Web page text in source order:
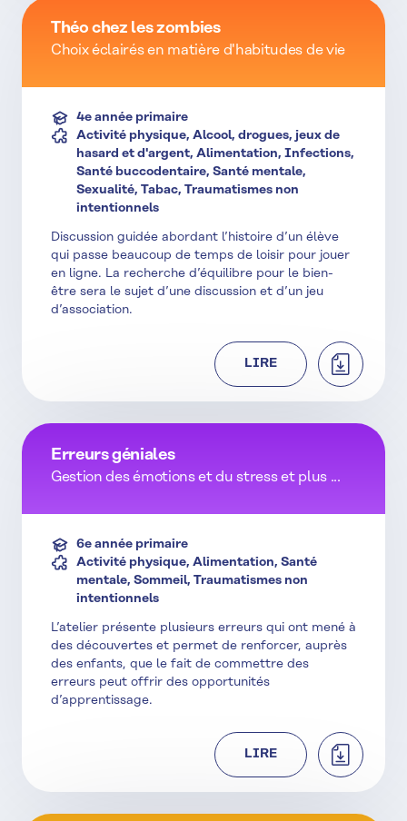
Théo chez les zombies
Choix éclairés en matière d'habitudes de vie
4e année primaire
Activité physique, Alcool, drogues, jeux de
hasard et d'argent, Alimentation, Infections,
Santé buccodentaire, Santé mentale,
Sexualité, Tabac, Traumatismes non
intentionnels
Discussion guidée abordant l’histoire d’un élève
qui passe beaucoup de temps de loisir pour jouer
en ligne. La recherche d’équilibre pour le bien-
être sera le sujet d’une discussion et d’un jeu
d’association.
LIRE
Erreurs géniales
Gestion des émotions et du stress et plus ...
6e année primaire
Activité physique, Alimentation, Santé
mentale, Sommeil, Traumatismes non
intentionnels
L’atelier présente plusieurs erreurs qui ont mené à
des découvertes et permet de renforcer, auprès
des enfants, que le fait de commettre des
erreurs peut offrir des opportunités
d’apprentissage.
LIRE